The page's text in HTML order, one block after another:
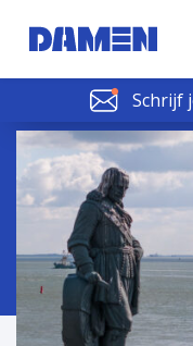
Schrijf
SCHELDE
Nieuws of